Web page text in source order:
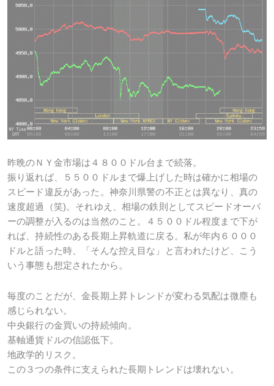
昨晩のＮＹ金市場は４８００ドル台まで続落。
振り返れば、５５００ドルまで爆上げした時は確かに相場の
スピード違反があった。神奈川県警の不正とは異なり、真の
速度超過（笑)。それゆえ、相場の鉄則としてスピードオーバ
ーの調整が入るのは当然のこと。４５００ドル程度まで下が
れば、持続性のある長期上昇軌道に戻る。私が年内６０００
ドルと語った時、「そんな控え目な」と言われたけど、こう
いう事態も想定されたから。
毎度のことだが、金長期上昇トレンドが変わる気配は微塵も
感じられない。
中央銀行の金買いの持続傾向。
基軸通貨ドルの信認低下。
地政学的リスク。
この３つの条件に支えられた長期トレンドは壊れない。